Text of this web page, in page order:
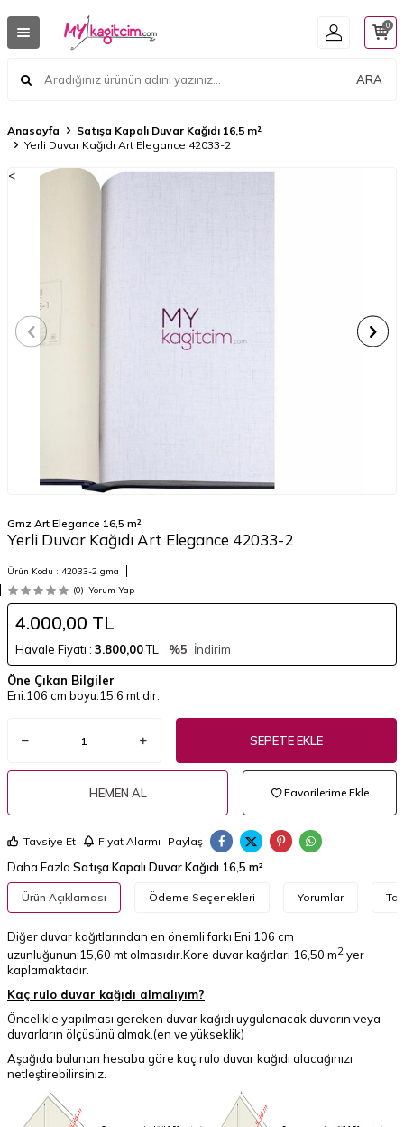
ARA
0
Anasayfa
Satışa Kapalı Duvar Kağıdı 16,5 m²
Yerli Duvar Kağıdı Art Elegance 42033-2
<
Gmz Art Elegance 16,5 m²
Yerli Duvar Kağıdı Art Elegance 42033-2
Ürün Kodu : 42033-2 gma
(0) Yorum Yap
4.000,00 TL
Havale Fiyatı : 3.800,00TL %5 İndirim
Öne Çıkan Bilgiler
Eni:106 cm boyu:15,6 mt dir.
SEPETE EKLE
HEMEN AL Favorilerime Ekle
Tavsiye Et Fiyat Alarmı Paylaş
Daha Fazla Satışa Kapalı Duvar Kağıdı 16,5 m²
Ürün Açıklaması Ödeme Seçenekleri Yorumlar
Diğer duvar kağıtlarından en önemli farkı Eni:106 cm
uzunluğunun:15,60 mt olmasıdır.Kore duvar kağıtları 16,50 m2 yer
kaplamaktadır.
Kaç rulo duvar kağıdı almalıyım?
Öncelikle yapılması gereken duvar kağıdı uygulanacak duvarın veya
duvarların ölçüsünü almak.(en ve yükseklik)
Aşağıda bulunan hesaba göre kaç rulo duvar kağıdı alacağınızı
netleştirebilirsiniz.